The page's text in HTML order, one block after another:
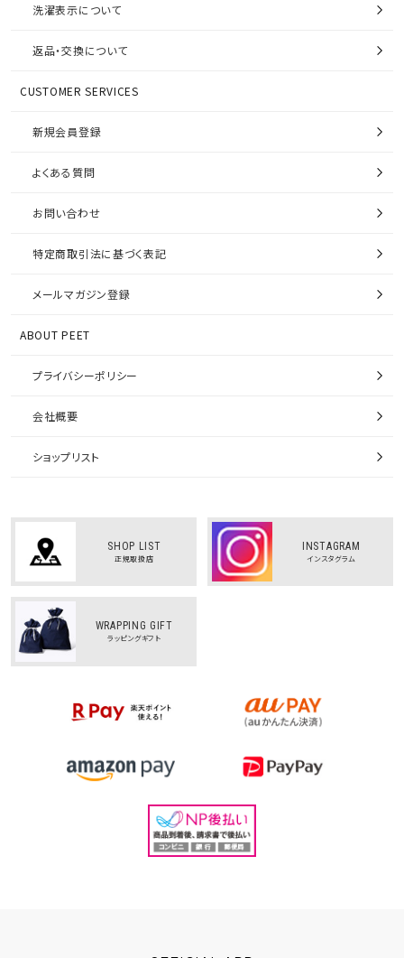
洗濯表示について
返品・交換について
CUSTOMER SERVICES
新規会員登録
よくある質問
お問い合わせ
特定商取引法に基づく表記
メールマガジン登録
ABOUT PEET
プライバシーポリシー
会社概要
ショップリスト
SHOP LIST
正規取扱店
INSTAGRAM
インスタグラム
WRAPPING GIFT
ラッピングギフト